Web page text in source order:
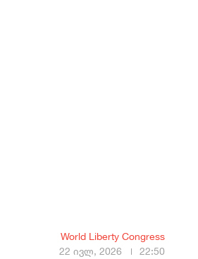
World Liberty Congress
22 ივლ, 2026
22:50